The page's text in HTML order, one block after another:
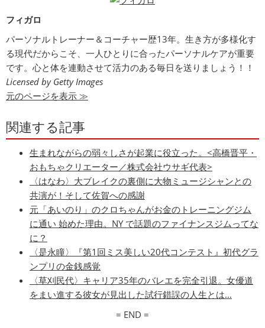
フィガロ
パーソナルトレーナー＆コーチャー歴13年。生き方が多様化す
る現代だからこそ、一人ひとりに合ったパーソナルケアが重要
です。心と体を連動させて活力のある毎日を送りましょう！！
Licensed by Getty Images
元のページを表示 ≫
関連する記事
生まれながらの弱々しさが起業に役立った。<高橋晋平・
おもちゃクリエーター／株式会社ウサギ代表>
〈はなわ〉大ブレイクの裏側に大物ミュージシャンとの
共演が！そして佐賀への感謝
元「あいのり」のクロちゃんがお金のトレーニングジム
に通い 始めた理由。NY で話題のファイナンスジムってな
に？
〈是永瞳〉『第1回ミス美しい20代コンテスト』初代グラ
ンプリの金銭感覚
〈草刈民代〉キャリア35年のバレエを完全引退。女優道
をまい進する彼女が見出した試行錯誤の人生とは…
= END =